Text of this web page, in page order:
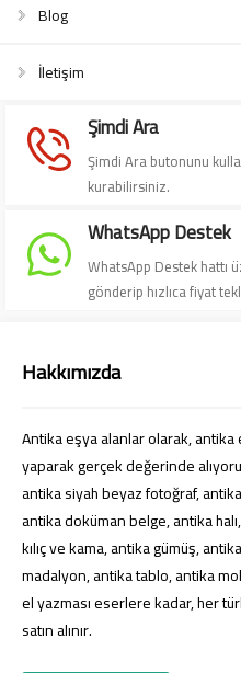
Blog
İletişim
Şimdi Ara
Şimdi Ara butonunu
kurabilirsiniz.
WhatsApp Destek
WhatsApp Destek hattı
gönderip hızlıca fiyat
Hakkımızda
Antika eşya alanlar olarak, antika
yaparak gerçek değerinde
antika siyah beyaz fotoğraf,
antika doküman belge, antika
kılıç ve kama, antika gümüş,
madalyon, antika tablo, antika
el yazması eserlere kadar, her
satın alınır.